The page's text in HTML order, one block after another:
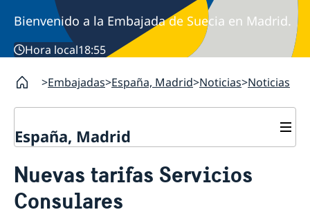
Bienvenido a la Embajada de Suecia en Madrid.
Hora local18:55
Embajadas España, Madrid Noticias Noticias
España, Madrid
Sobre nosotros
Personal en la embajada
Reglamento General de Protección de Datos (RGPD)
Noticias
Nuevas tarifas Servicios
Consulares